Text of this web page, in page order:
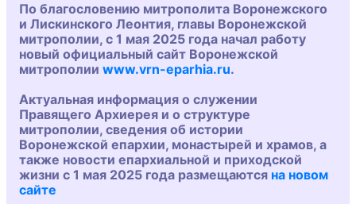
По благословению митрополита Воронежского
и Лискинского Леонтия, главы Воронежской
митрополии, с 1 мая 2025 года начал работу
новый официальный сайт Воронежской
митрополии www.vrn-eparhia.ru.
Актуальная информация о служении
Правящего Архиерея и о структуре
митрополии, сведения об истории
Воронежской епархии, монастырей и храмов, а
также новости епархиальной и приходской
жизни с 1 мая 2025 года размещаются на новом
сайте